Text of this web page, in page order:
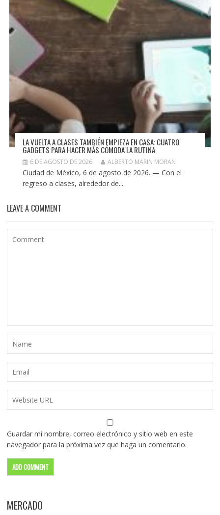
LA VUELTA A CLASES TAMBIÉN EMPIEZA EN CASA: CUATRO
GADGETS PARA HACER MÁS CÓMODA LA RUTINA
6 DE AGOSTO DE 2026 ALBERTO MARIN MORAN
Ciudad de México, 6 de agosto de 2026. — Con el
regreso a clases, alrededor de...
LEAVE A COMMENT
Guardar mi nombre, correo electrónico y sitio web en este
navegador para la próxima vez que haga un comentario.
MERCADO